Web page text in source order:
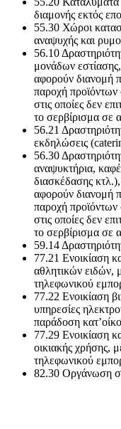
διαμονής εκτός
55.30 Χώροι
αναψυχής και
56.10
μονάδων
αφορούν διανομή
παροχή
στις οποίες δεν
το σερβίρισμα σε
56.21
εκδηλώσεις
56.30
αναψυκτήρια,
διασκέδασης κτλ.),
αφορούν διανομή
παροχή
στις οποίες δεν
το σερβίρισμα σε
59.14
77.21 Ενοικίαση
αθλητικών ειδών,
τηλεφωνικού
77.22 Ενοικίαση
υπηρεσίες
παράδοση
77.29 Ενοικίαση
οικιακής χρήσης,
τηλεφωνικού
82.30 Οργάνωση